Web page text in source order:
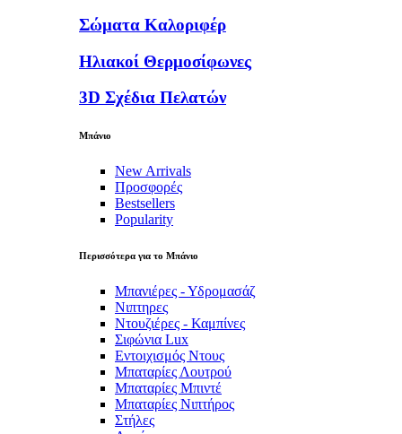
Σώματα Καλοριφέρ
Ηλιακοί Θερμοσίφωνες
3D Σχέδια Πελατών
Μπάνιο
New Arrivals
Προσφορές
Bestsellers
Popularity
Περισσότερα για το Μπάνιο
Μπανιέρες - Υδρομασάζ
Νιπτηρες
Ντουζιέρες - Καμπίνες
Σιφώνια Lux
Εντοιχισμός Ντους
Μπαταρίες Λουτρού
Μπαταρίες Μπιντέ
Μπαταρίες Νιπτήρος
Στήλες